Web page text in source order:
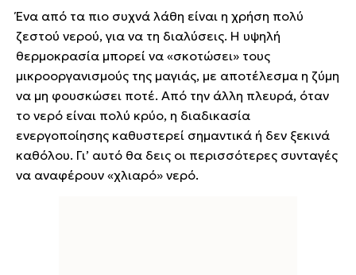
Ένα από τα πιο συχνά λάθη είναι η χρήση πολύ
ζεστού νερού, για να τη διαλύσεις. Η υψηλή
θερμοκρασία μπορεί να «σκοτώσει» τους
μικροοργανισμούς της μαγιάς, με αποτέλεσμα η ζύμη
να μη φουσκώσει ποτέ. Από την άλλη πλευρά, όταν
το νερό είναι πολύ κρύο, η διαδικασία
ενεργοποίησης καθυστερεί σημαντικά ή δεν ξεκινά
καθόλου. Γι’ αυτό θα δεις οι περισσότερες συνταγές
να αναφέρουν «χλιαρό» νερό.